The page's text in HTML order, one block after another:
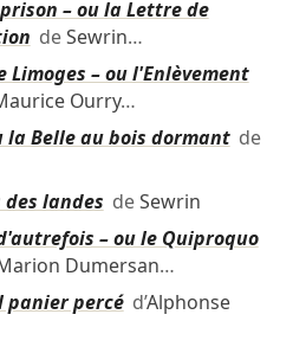
– ou la Lettre de
deSewrin…
Limoges – ou l'Enlèvement
Ourry…
la Belle au bois dormantde
landes deSewrin
– ou le Quiproquo
Dumersan…
panier percéd’Alphonse